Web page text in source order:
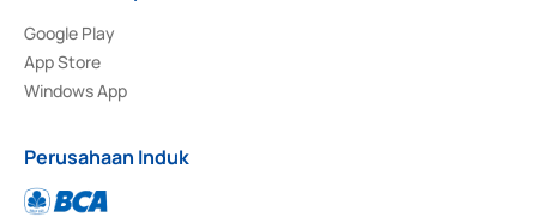
Google Play
App Store
Windows App
Perusahaan Induk